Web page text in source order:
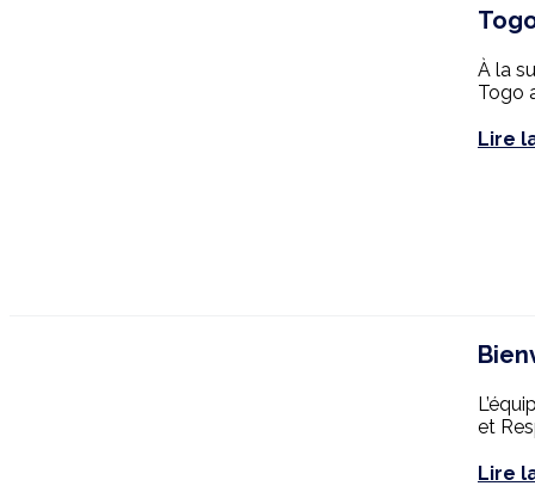
À la
Togo
Lire
et
Lire